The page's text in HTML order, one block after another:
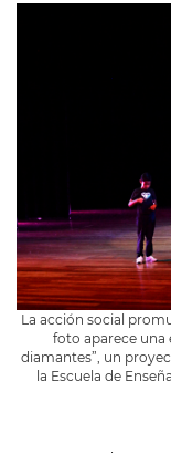
La acción social
foto aparece una
diamantes”, un
la Escuela de